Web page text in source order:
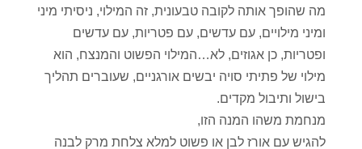
מה שהופך אותה לקובה טבעונית, זה המילוי, ניסיתי מיני
ומיני מילויים, עם עדשים, עם פטריות, עם עדשים
ופטריות, כן אגוזים, לא…המילוי הפשוט והמנצח, הוא
מילוי של פתיתי סויה יבשים אורגניים, שעוברים תהליך
בישול ותיבול מקדים.
מנחמת משהו המנה הזו,
להגיש עם אורז לבן או פשוט למלא צלחת מרק לבנה